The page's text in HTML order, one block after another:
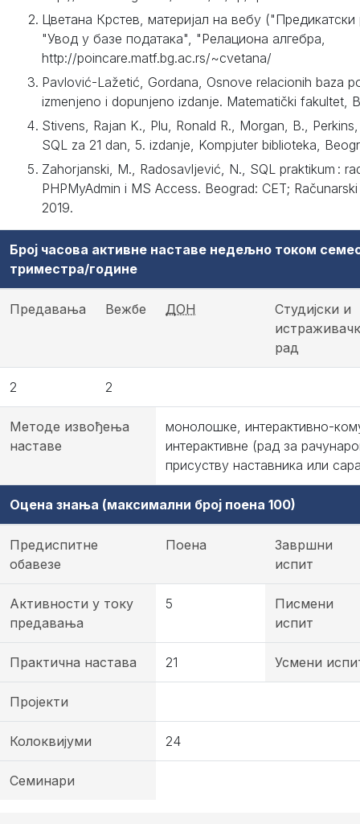
Цветана Крстев, материјал на вебу ("Предикатски
"Увод у базе података", "Релациона алгебра,
http://poincare.matf.bg.ac.rs/~cvetana/
Pavlović-Lažetić, Gordana, Osnove relacionih baza
izmenjeno i dopunjeno izdanje. Matematički fakultet,
Stivens, Rajan K., Plu, Ronald R., Morgan, B.,
SQL za 21 dan, 5. izdanje, Kompjuter biblioteka,
Zahorjanski, M., Radosavljević, N., SQL praktikum :
PHPMyAdmin i MS Access. Beograd: CET;
2019.
Број часова активне наставе недељно током
триместра/године
Предавања Вежбе ДОН
Студијски и
рад
2 2
Методе извођења
наставе
монолошке, интерактивно-
интерактивне (рад за
присуству наставника или
Оцена знања (максимални број поена 100)
Предиспитне
обавезе
Поена
Завршни
испит
Активности у току
предавања
5
Писмени
испит
Практична настава 21 Усмени
Пројекти
Колоквијуми 24
Семинари